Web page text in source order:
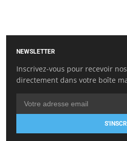
NEWSLETTER
Inscrivez-vous pour recevoir
directement dans votre boîte